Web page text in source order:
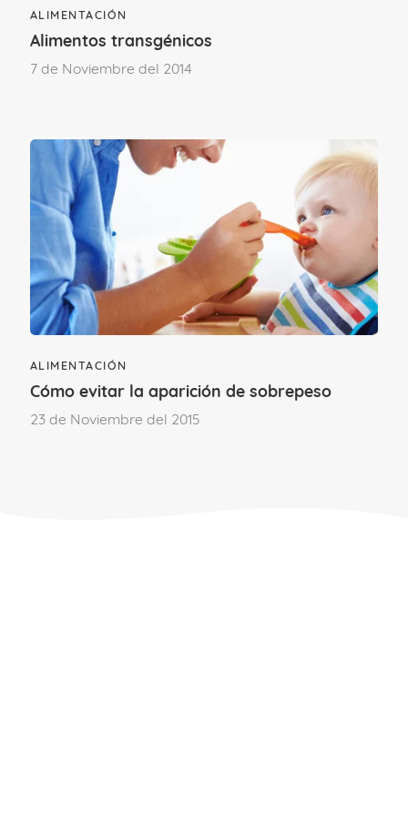
eficaz recuperación de la
¡Sí, mucho!
No tanto como
esperaba
Etapa vital
ALIMENTACIÓN
Alimentos transgénicos
7 de Noviembre del 2014
ALIMENTACIÓN
Cómo evitar la aparición de sobrepeso
23 de Noviembre del 2015